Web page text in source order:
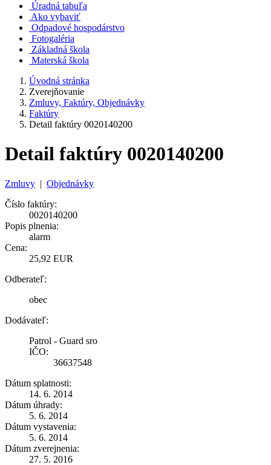
Úradná tabuľa
Ako vybaviť
Odpadové hospodárstvo
Fotogaléria
Základná škola
Materská škola
Úvodná stránka
Zverejňovanie
Zmluvy, Faktúry, Objednávky
Faktúry
Detail faktúry 0020140200
Detail faktúry 0020140200
Zmluvy | Objednávky
Číslo faktúry:
0020140200
Popis plnenia:
alarm
Cena:
25,92 EUR
Odberateľ:
obec
Dodávateľ:
Patrol - Guard sro
IČO:
36637548
Dátum splatnosti:
14. 6. 2014
Dátum úhrady:
5. 6. 2014
Dátum vystavenia:
5. 6. 2014
Dátum zverejnenia:
27. 5. 2016